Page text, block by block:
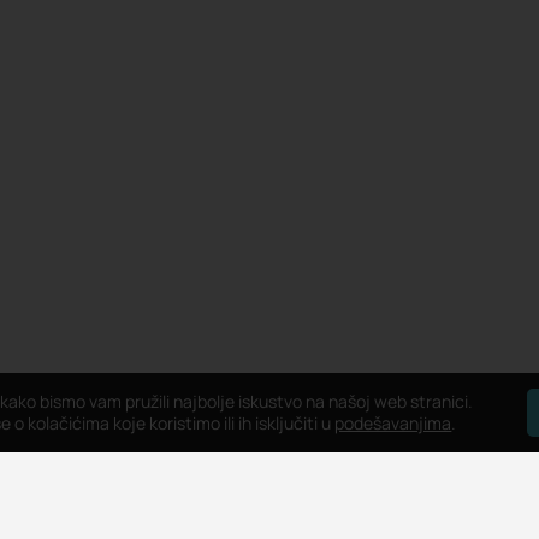
bismo vam pružili najbolje iskustvo na našoj web stranici.
o kolačićima koje koristimo ili ih isključiti u podešavanjima.